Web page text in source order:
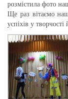
розмістила фото
Ще раз вітаємо
успіхів у творчості